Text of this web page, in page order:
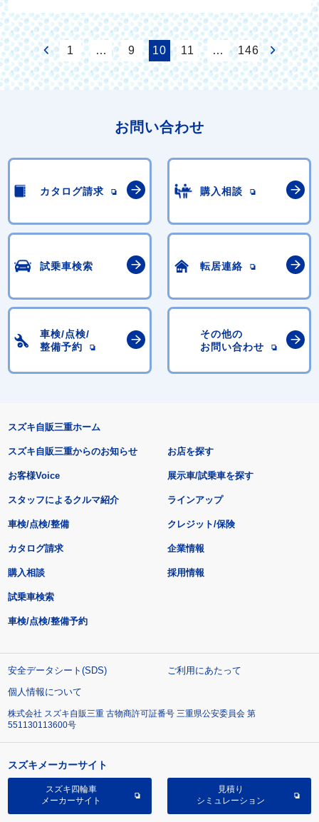
1 … 9 10 11 … 146
お問い合わせ
カタログ請求 購入相談
試乗車検索 転居連絡
車検/点検/
整備予約
その他の
お問い合わせ
スズキ自販三重ホーム
スズキ自販三重からのお知らせ
お客様Voice
スタッフによるクルマ紹介
お店を探す
展示車/試乗車を探す
ラインアップ
車検/点検/整備 クレジット/保険
カタログ請求
購入相談
試乗車検索
車検/点検/整備予約
企業情報
採用情報
安全データシート(SDS)
ご利用にあたって
個人情報について
株式会社 スズキ自販三重 古物商許可証番号 三重県公安委員会 第
551130113600号
スズキメーカーサイト
スズキ四輪車
メーカーサイト
見積り
シミュレーション